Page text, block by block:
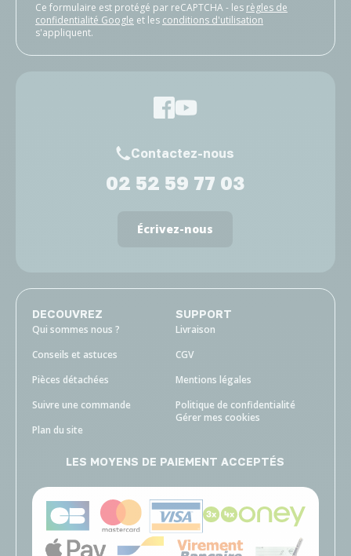
Ce formulaire est protégé par reCAPTCHA - les règles de
confidentialité Google et les conditions d'utilisation
s'appliquent.
Contactez-nous
02 52 59 77 03
Écrivez-nous
DECOUVREZ
Qui sommes nous ?
Conseils et astuces
Pièces détachées
Suivre une commande
Plan du site
SUPPORT
Livraison
CGV
Mentions légales
Politique de confidentialité
Gérer mes cookies
LES MOYENS DE PAIEMENT ACCEPTÉS